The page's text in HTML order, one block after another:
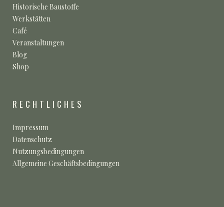
Historische Baustoffe
Werkstätten
Café
Veranstaltungen
Blog
Shop
RECHTLICHES
Impressum
Datenschutz
Nutzungsbedingungen
Allgemeine Geschäftsbedingungen